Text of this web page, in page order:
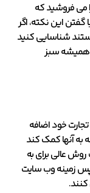
می فروشید که
این نکته، اگر
شناسایی کنید
همیشه سبز
خود اضافه
به آنها کمک کند
عالی برای به
پس زمینه وب سایت